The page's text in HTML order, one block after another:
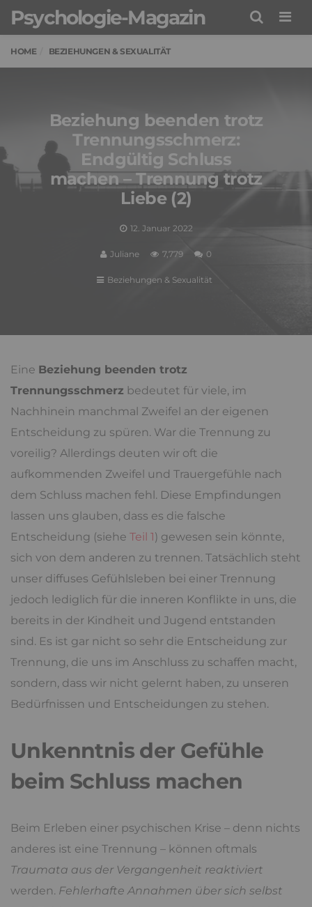
Psychologie-Magazin
HOME BEZIEHUNGEN & SEXUALITÄT
Beziehung beenden trotz
Trennungsschmerz:
Endgültig Schluss
machen – Trennung trotz
Liebe (2)
12. Januar 2022
Juliane 7,779 0
Beziehungen & Sexualität
Eine Beziehung beenden trotz
Trennungsschmerz bedeutet für viele, im
Nachhinein manchmal Zweifel an der eigenen
Entscheidung zu spüren. War die Trennung zu
voreilig? Allerdings deuten wir oft die
aufkommenden Zweifel und Trauergefühle nach
dem Schluss machen fehl. Diese Empfindungen
lassen uns glauben, dass es die falsche
Entscheidung (siehe Teil 1) gewesen sein könnte,
sich von dem anderen zu trennen. Tatsächlich steht
unser diffuses Gefühlsleben bei einer Trennung
jedoch lediglich für die inneren Konflikte in uns, die
bereits in der Kindheit und Jugend entstanden
sind. Es ist gar nicht so sehr die Entscheidung zur
Trennung, die uns im Anschluss zu schaffen macht,
sondern, dass wir nicht gelernt haben, zu unseren
Bedürfnissen und Entscheidungen zu stehen.
Unkenntnis der Gefühle
beim Schluss machen
Beim Erleben einer psychischen Krise – denn nichts
anderes ist eine Trennung – können oftmals
Traumata aus der Vergangenheit reaktiviert
werden. Fehlerhafte Annahmen über sich selbst